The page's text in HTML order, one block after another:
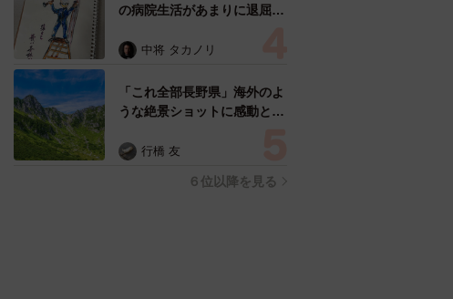
の病院生活があまりに退屈で
い！」→スケッチブックを見
すよ…」
中将 タカノリ
「これ全部長野県」海外のよ
うな絶景ショットに感動と反
ったんだって気づいた」
行橋 友
６位以降を見る